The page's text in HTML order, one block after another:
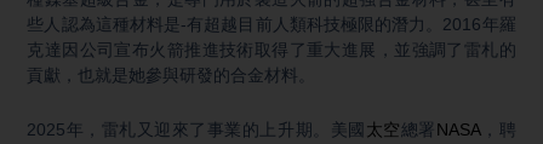
些人認為這種材料是-有超越目前人類科技極限的潛力。2016年羅
克達因公司宣布火箭推進技術取得了重大進展，並強調了雷札的
貢獻，也就是她參與研發的合金材料。
2025年，雷札又迎來了事業的上升期。美國 太空總署 NASA，聘